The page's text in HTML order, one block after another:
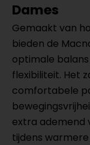
Dames
Gemaakt van
bieden de
optimale
flexibiliteit. Het
comfortabele
extra ademend
tijdens